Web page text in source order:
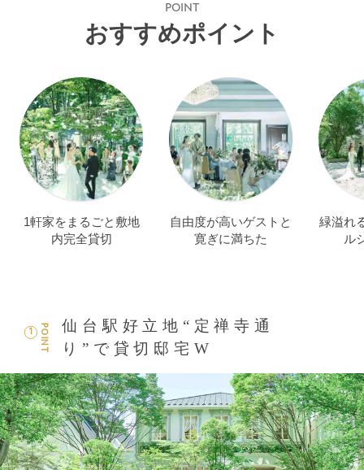
POINT
おすすめポイント
1軒家をまるごと敷地
内完全貸切
自由度が高いゲストと
寛ぎに満ちた
緑溢れ
ル
POINT
1
仙台駅好立地“定禅寺通
り”で貸切邸宅W